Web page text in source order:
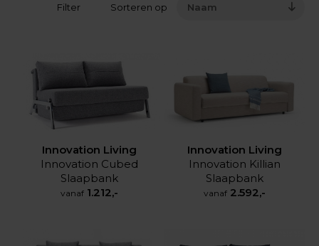
Filter Sorteren op Naam
Innovation Living
Innovation Cubed
Slaapbank
vanaf 1.212,-
Innovation Living
Innovation Killian
Slaapbank
vanaf 2.592,-